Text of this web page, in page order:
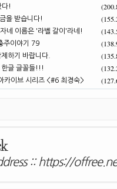
다!
을 받습니다!
네 이름은 '라벨 갈이'라네!
주이야기 79
하기 바랍니다.
한글 글꼴들!!!
카이브 시리즈 <#6 최경숙>
::https://